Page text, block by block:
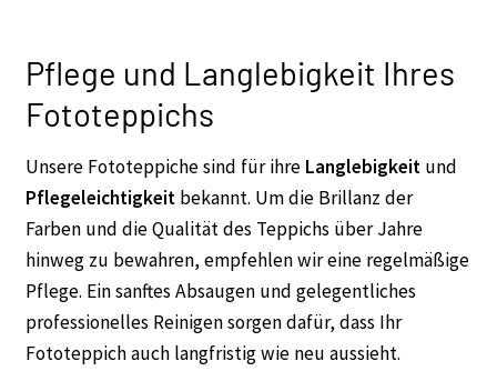
Pflege und Langlebigkeit Ihres
Fototeppichs
Unsere Fototeppiche sind für ihre Langlebigkeitund
Pflegeleichtigkeitbekannt. Um die Brillanz der
Farben und die Qualität des Teppichs über Jahre
hinweg zu bewahren, empfehlen wir eine regelmäßige
Pflege. Ein sanftes Absaugen und gelegentliches
professionelles Reinigen sorgen dafür, dass Ihr
Fototeppich auch langfristig wie neu aussieht.